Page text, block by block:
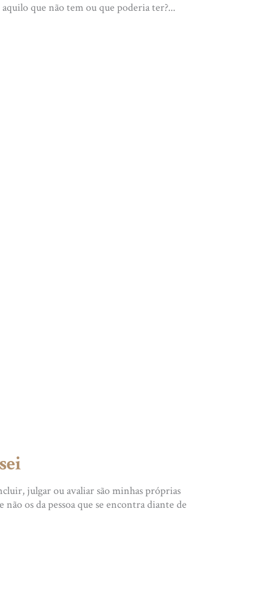
que não tem ou que poderia ter?...
julgar ou avaliar são minhas próprias
os da pessoa que se encontra diante de